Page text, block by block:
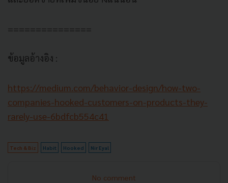
===============
ข้อมูลอ้างอิง :
https://medium.com/behavior-design/how-two-
companies-hooked-customers-on-products-they-
rarely-use-6bdfcb554c41
Tech & Biz Habit Hooked Nir Eyal
No comment